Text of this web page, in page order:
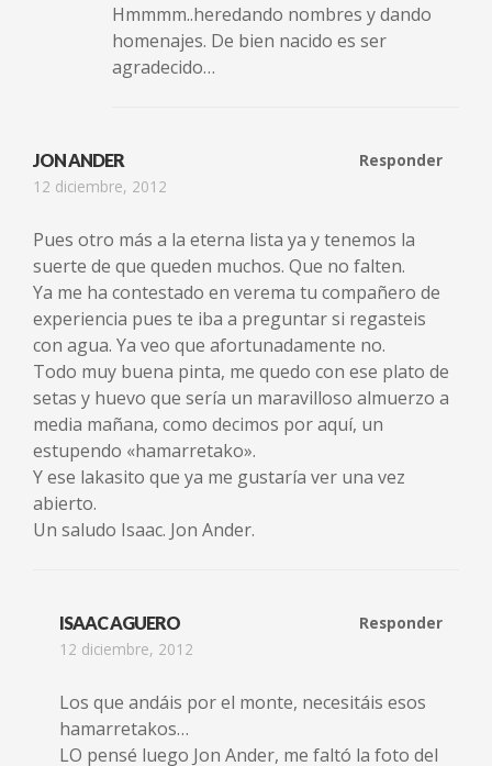
Hmmmm..heredando nombres y dando
homenajes. De bien nacido es ser
agradecido…
JON ANDER
12 diciembre, 2012
Responder
Pues otro más a la eterna lista ya y tenemos la
suerte de que queden muchos. Que no falten.
Ya me ha contestado en verema tu compañero de
experiencia pues te iba a preguntar si regasteis
con agua. Ya veo que afortunadamente no.
Todo muy buena pinta, me quedo con ese plato de
setas y huevo que sería un maravilloso almuerzo a
media mañana, como decimos por aquí, un
estupendo «hamarretako».
Y ese lakasito que ya me gustaría ver una vez
abierto.
Un saludo Isaac. Jon Ander.
ISAAC AGUERO
12 diciembre, 2012
Responder
Los que andáis por el monte, necesitáis esos
hamarretakos…
LO pensé luego Jon Ander, me faltó la foto del